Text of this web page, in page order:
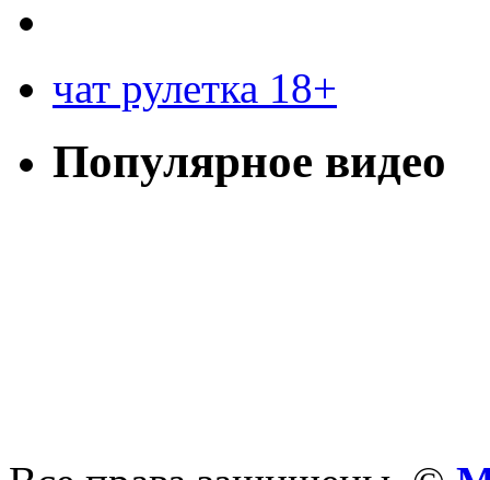
чат рулетка 18+
Популярное видео